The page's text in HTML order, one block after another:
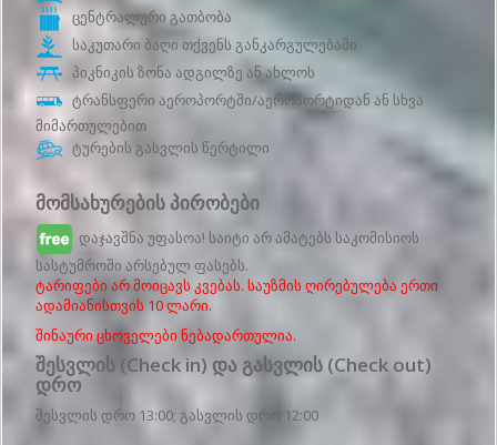
ცენტრალური გათბობა
საკუთარი ბაღი თქვენს განკარგულებაში
პიკნიკის ზონა ადგილზე ან ახლოს
ტრანსფერი აეროპორტში/აეროპორტიდან ან სხვა
მიმართულებით
ტურების გასვლის წერტილი
მომსახურების პირობები
დაჯავშნა უფასოა! საიტი არ ამატებს საკომისიოს
სასტუმროში არსებულ ფასებს.
ტარიფები არ მოიცავს კვებას. საუზმის ღირებულება ერთი
ადამიანისთვის 10 ლარი.
შინაური ცხოველები ნებადართულია.
შესვლის (Check in) და გასვლის (Check out)
დრო
შესვლის დრო 13:00; გასვლის დრო 12:00